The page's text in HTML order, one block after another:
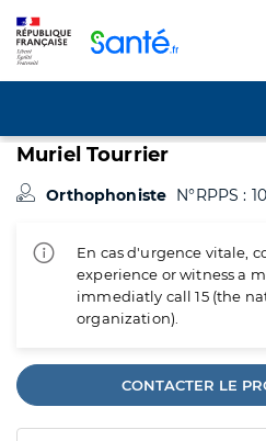
Muriel Tourrier
Orthophoniste N°RPPS :
En cas d'urgence vitale,
experience or witness a
immediatly call 15 (the
organization).
CONTACTER LE